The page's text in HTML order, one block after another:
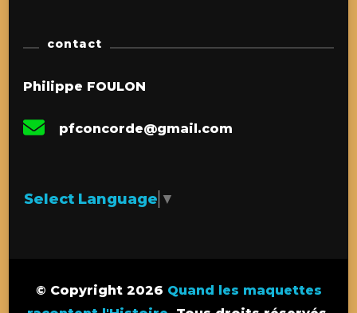
contact
Philippe FOULON
pfconcorde@gmail.com
Select Language ▼
© Copyright 2026 Quand les maquettes